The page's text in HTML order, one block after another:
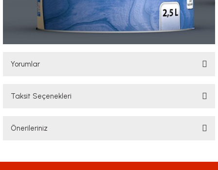
Yorumlar
Taksit Seçenekleri
Önerileriniz